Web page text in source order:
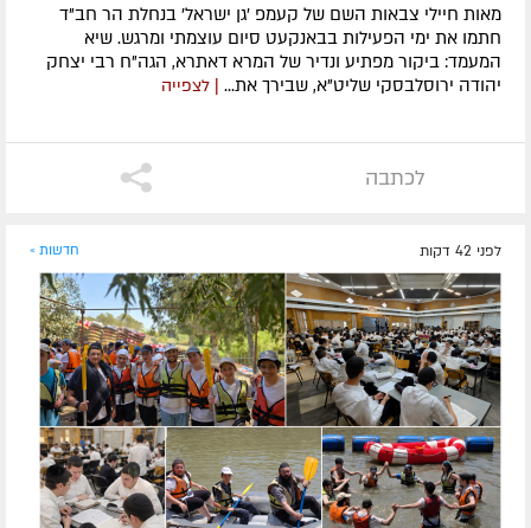
מאות חיילי צבאות השם של קעמפ 'גן ישראל' בנחלת הר חב"ד
חתמו את ימי הפעילות בבאנקעט סיום עוצמתי ומרגש. שיא
המעמד: ביקור מפתיע ונדיר של המרא דאתרא, הגה"ח רבי יצחק
יהודה ירוסלבסקי שליט"א, שבירך את... | לצפייה
לכתבה
לפני 42 דקות חדשות »